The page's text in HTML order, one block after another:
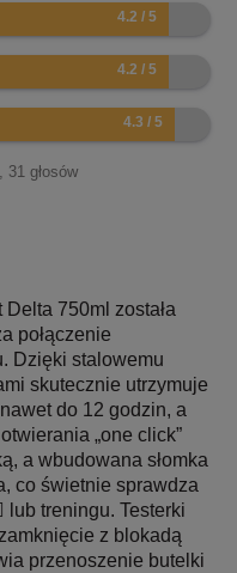
, 31 głosów
750ml została
połączenie
Dzięki stalowemu
skutecznie utrzymuje
do 12 godzin, a
„one click”
a wbudowana słomka
co świetnie sprawdza
lub treningu. Testerki
z blokadą
przenoszenie butelki